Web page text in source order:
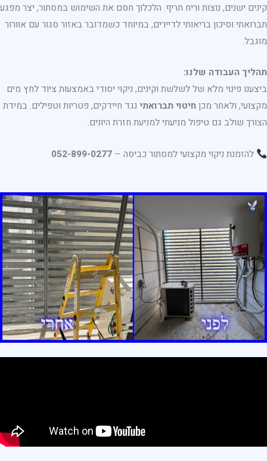
קינים ישנים, נוצות וריח חריף. הלכלוך חסם את השימוש במסתור, יצר מפגע
תברואתי וסיכון בריאותי לדיירים, במיוחד כשמדובר באזור סגור עם אוורור
מוגבל.
תהליך העבודה שלנו:
ביצענו פינוי מלא של לשלשת וקינים, ניקוי יסודי באמצעות ציוד לחץ מים
מקצועי, ולאחר מכןחיטוי תברואתי נגד חיידקים, פטריות וטפילים. במידת
הצורך שולב גם טיפול מניעתי למניעת חזרת היונים.
להזמנת ניקוי מקצועי למסתור כביסה – 052-899-0277